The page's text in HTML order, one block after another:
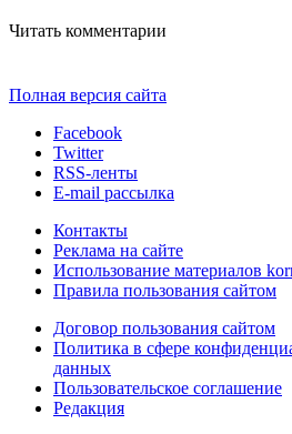
Читать комментарии
Полная версия сайта
Facebook
Twitter
RSS-ленты
E-mail рассылка
Контакты
Реклама на сайте
Использование материалов
Правила пользования сайтом
Договор пользования сайтом
Политика в сфере
данных
Пользовательское соглашение
Редакция